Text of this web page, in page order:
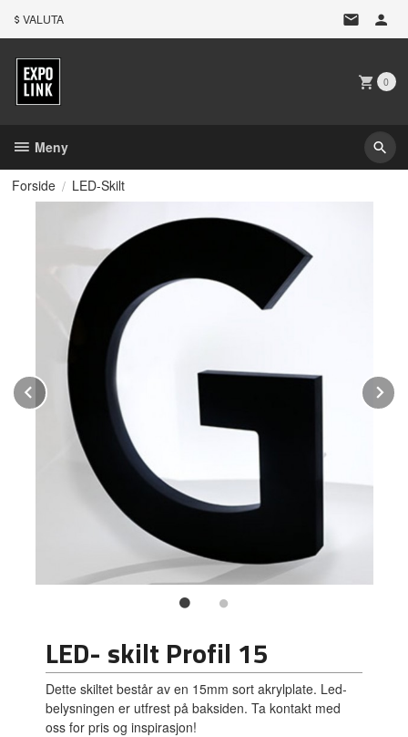
VALUTA
0
Meny
Forside LED-Skilt
Prev
LED- skilt Profil 15
Dette skiltet består av en 15mm sort akrylplate. Led-
belysningen er utfrest på baksiden. Ta kontakt med
oss for pris og inspirasjon!